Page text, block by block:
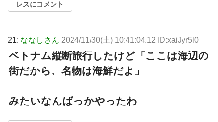
レスにコメント
21: ななしさん 2024/11/30(土) 10:41:04.12 ID:xaiJyr5l0
ベトナム縦断旅行したけど「ここは海辺の
街だから、名物は海鮮だよ」
みたいなんばっかやったわ